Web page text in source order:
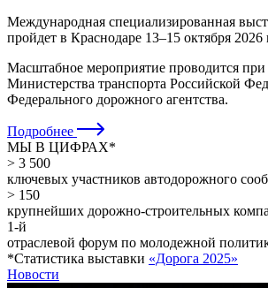
Международная специализированная
пройдет в Краснодаре 13–15 октября 2026
Масштабное мероприятие проводится
Министерства транспорта Российской
Федерального дорожного агентства.
Подробнее
МЫ В ЦИФРАХ*
> 3 500
ключевых участников автодорожного
> 150
крупнейших дорожно-строительных
1-й
отраслевой форум по молодежной
*Статистика выставки «Дорога 2025»
Новости